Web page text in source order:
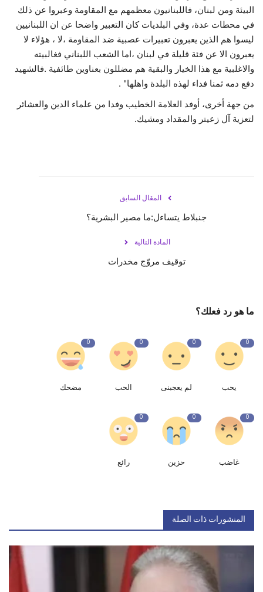
البيئة ومن لبنان، فاللبنانيون معظمهم مع المقاومة وعبروا عن ذلك
في محطات عدة، وفي البلديات كان التعبير واضحا عن ان اللبنانيين
ليسوا هم الذين يعبرون تعبيرات عصبية ضد المقاومة ،لا ، هؤلاء لا
يعبرون الا عن فئة قليلة في لبنان ،اما الشعب اللبناني فغالبيته
والاغلبية مع هذا الخيار والبقية هم مضللون بعناوين طائفية .فالشهيد
دفع دمه ثمنا فداء لهذه البلدة واهلها" .
من جهة أخرى، أوفد العلامة الخطيب وفدا من علماء الدين والعشائر
لتعزية آل زعيتر والمقداد ومشيك.
المقال السابق
جنبلاط يتساءل:ما مصير البشرية؟
المادة التالية
توقيف مروّج مخدرات
ما هو رد فعلك؟
0
يحب
0
لم يعجبنى
0
الحب
0
مضحك
0
غاضب
0
حزين
0
رائع
المنشورات ذات الصلة